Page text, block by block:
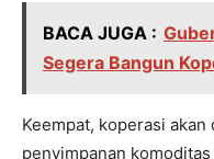
BACA JUGA :
Segera Bangun
Keempat, koperasi
penyimpanan